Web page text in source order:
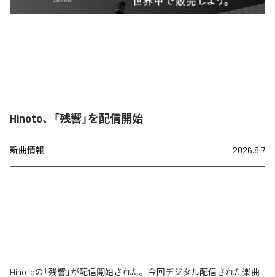
Hinoto、「残響」を配信開始
新曲情報 2026.8.7
Hinotoの「残響」が配信開始された。今回デジタル配信された楽曲